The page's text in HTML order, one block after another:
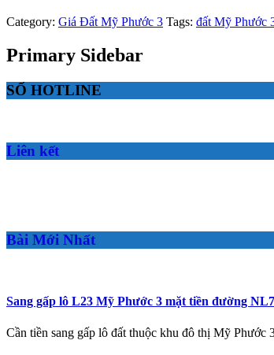
Category: Giá Đất Mỹ Phước 3 Tags: đất Mỹ Phước
Primary Sidebar
SỐ HOTLINE
Liên kết
Bài Mới Nhất
Sang gấp lô L23 Mỹ Phước 3 mặt tiền đường
Cần tiền sang gấp lô đất thuộc khu đô thị Mỹ